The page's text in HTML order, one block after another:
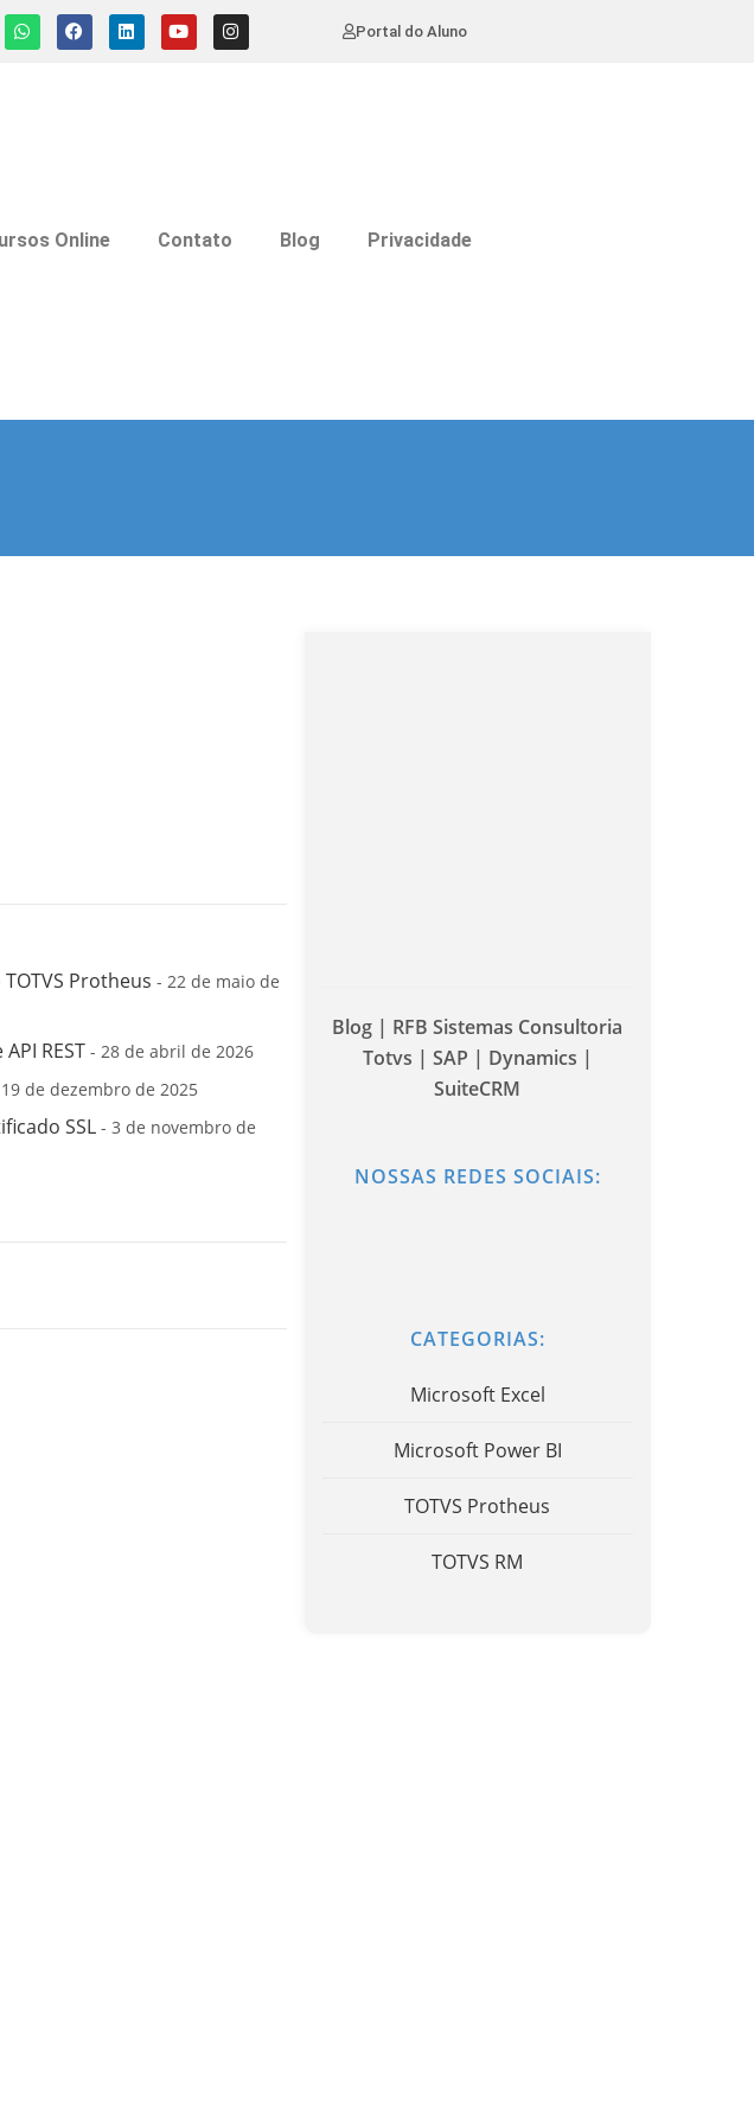
Portal do Aluno
Online Contato Blog Privacidade
Protheus - 22 de maio de
REST - 28 de abril de 2026
de dezembro de 2025
SSL - 3 de novembro de
Blog | RFB Sistemas Consultoria
Totvs | SAP | Dynamics |
SuiteCRM
NOSSAS REDES SOCIAIS:
CATEGORIAS:
Microsoft Excel
Microsoft Power BI
TOTVS Protheus
TOTVS RM